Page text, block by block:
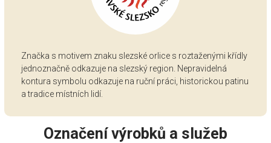
Značka s motivem znaku slezské orlice s roztaženými křídly
jednoznačně odkazuje na slezský region. Nepravidelná
kontura symbolu odkazuje na ruční práci, historickou patinu
a tradice místních lidí.
Označení výrobků a služeb